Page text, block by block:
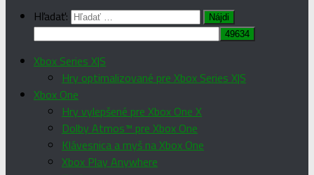
Hľadať:
Xbox Series X|S
Hry optimalizované pre Xbox Series X|S
Xbox One
Hry vylepšené pre Xbox One X
Dolby Atmos™ pre Xbox One
Klávesnica a myš na Xbox One
Xbox Play Anywhere